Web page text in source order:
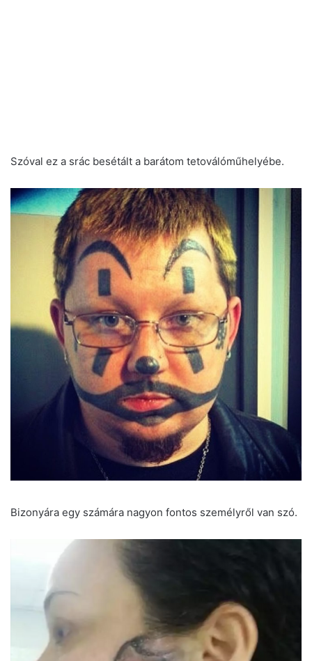
Szóval ez a srác besétált a barátom tetoválóműhelyébe.
Bizonyára egy számára nagyon fontos személyről van szó.